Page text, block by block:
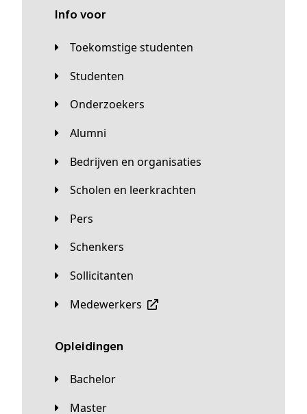
Info voor
Toekomstige studenten
Studenten
Onderzoekers
Alumni
Bedrijven en organisaties
Scholen en leerkrachten
Pers
Schenkers
Sollicitanten
Medewerkers
Opleidingen
Bachelor
Master